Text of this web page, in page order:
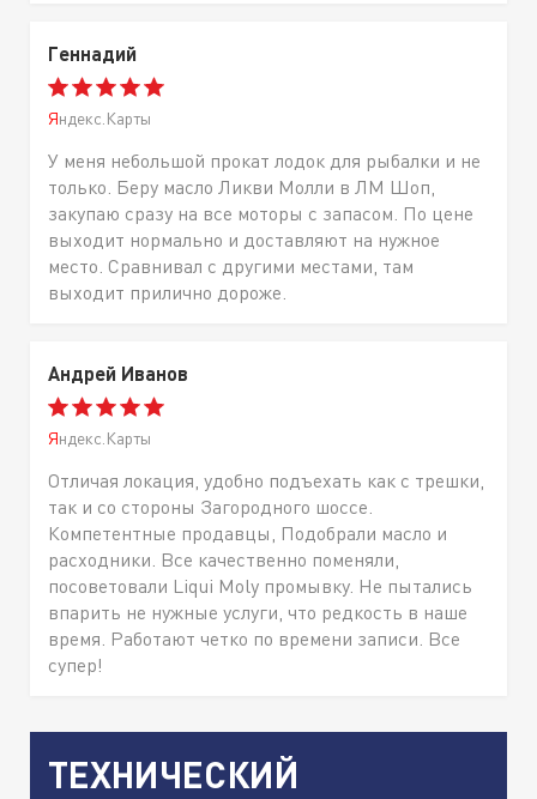
Геннадий
Яндекс.Карты
У меня небольшой прокат лодок для рыбалки и не
только. Беру масло Ликви Молли в ЛМ Шоп,
закупаю сразу на все моторы с запасом. По цене
выходит нормально и доставляют на нужное
место. Сравнивал с другими местами, там
выходит прилично дороже.
Андрей Иванов
Яндекс.Карты
Отличая локация, удобно подъехать как с трешки,
так и со стороны Загородного шоссе.
Компетентные продавцы, Подобрали масло и
расходники. Все качественно поменяли,
посоветовали Liqui Moly промывку. Не пытались
впарить не нужные услуги, что редкость в наше
время. Работают четко по времени записи. Все
супер!
ТЕХНИЧЕСКИЙ